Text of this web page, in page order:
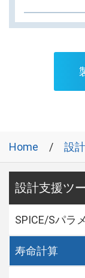
Home 設
設計支援ツ
SPICE/Sパラ
寿命計算